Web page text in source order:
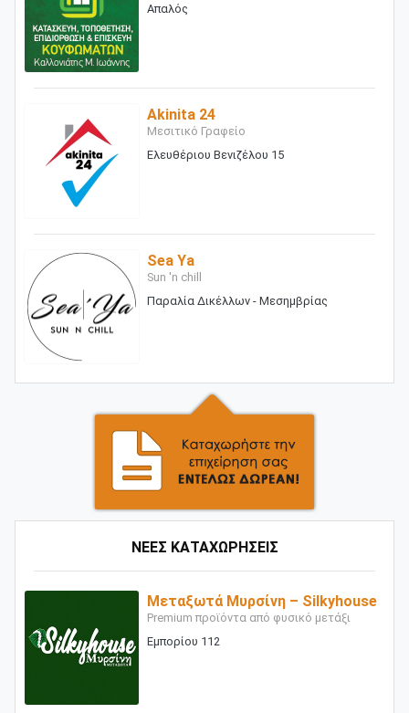
Απαλός
Akinita 24
Μεσιτικό Γραφείο
Ελευθέριου Βενιζέλου 15
Sea Ya
Sun 'n chill
Παραλία Δικέλλων - Μεσημβρίας
ΝΕΕΣ ΚΑΤΑΧΩΡΗΣΕΙΣ
Μεταξωτά Μυρσίνη – Silkyhouse
Premium προϊόντα από φυσικό μετάξι
Εμπορίου 112